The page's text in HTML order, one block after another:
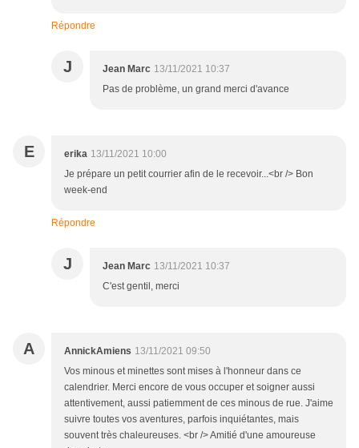
Répondre
J Jean Marc 13/11/2021 10:37
Pas de problème, un grand merci d'avance
E erika 13/11/2021 10:00
Je prépare un petit courrier afin de le recevoir...<br /> Bon
week-end
Répondre
J Jean Marc 13/11/2021 10:37
C'est gentil, merci
A AnnickAmiens 13/11/2021 09:50
Vos minous et minettes sont mises à l'honneur dans ce
calendrier. Merci encore de vous occuper et soigner aussi
attentivement, aussi patiemment de ces minous de rue. J'aime
suivre toutes vos aventures, parfois inquiétantes, mais
souvent très chaleureuses. <br /> Amitié d'une amoureuse